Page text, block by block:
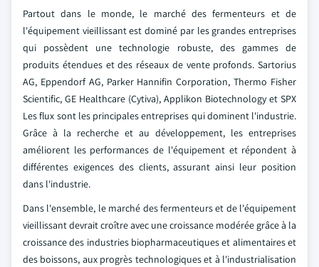
Partout dans le monde, le marché des fermenteurs et de
l'équipement vieillissant est dominé par les grandes entreprises
qui possèdent une technologie robuste, des gammes de
produits étendues et des réseaux de vente profonds. Sartorius
AG, Eppendorf AG, Parker Hannifin Corporation, Thermo Fisher
Scientific, GE Healthcare (Cytiva), Applikon Biotechnology et SPX
Les flux sont les principales entreprises qui dominent l'industrie.
Grâce à la recherche et au développement, les entreprises
améliorent les performances de l'équipement et répondent à
différentes exigences des clients, assurant ainsi leur position
dans l'industrie.
Dans l'ensemble, le marché des fermenteurs et de l'équipement
vieillissant devrait croître avec une croissance modérée grâce à la
croissance des industries biopharmaceutiques et alimentaires et
des boissons, aux progrès technologiques et à l'industrialisation